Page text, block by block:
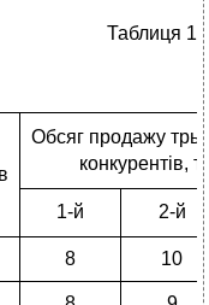
Таблиця 1
Обсяг продажу
конкурентів,
1-й 2-й
8 10